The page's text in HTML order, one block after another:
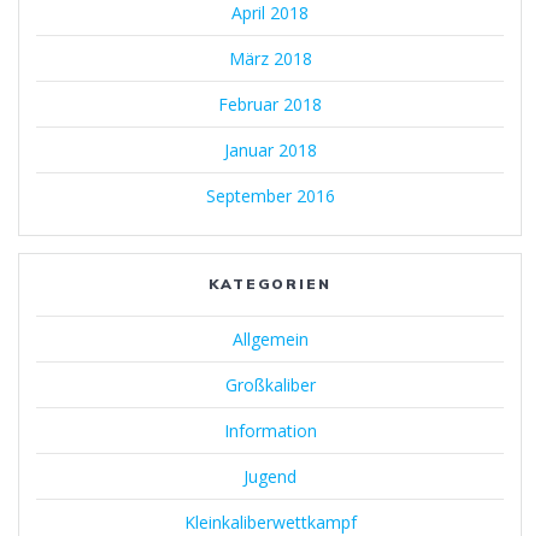
April 2018
März 2018
Februar 2018
Januar 2018
September 2016
KATEGORIEN
Allgemein
Großkaliber
Information
Jugend
Kleinkaliberwettkampf